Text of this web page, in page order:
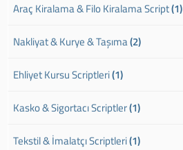
Araç Kiralama & Filo Kiralama Script(1)
Nakliyat & Kurye & Taşıma(2)
Ehliyet Kursu Scriptleri(1)
Kasko & Sigortacı Scriptler(1)
Tekstil & İmalatçı Scriptleri(1)